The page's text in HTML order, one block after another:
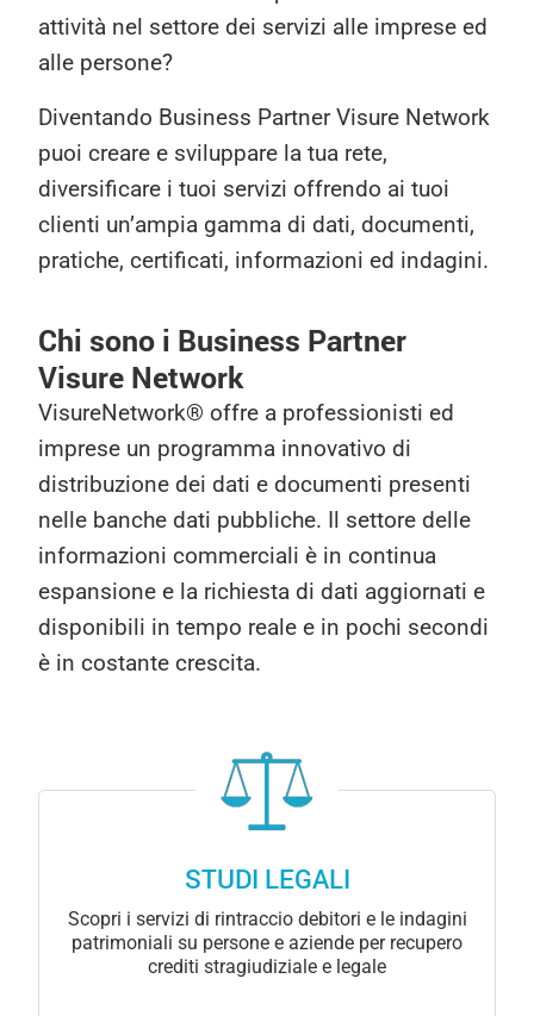
attività nel settore dei servizi alle imprese ed
alle persone?
Diventando Business Partner Visure Network
puoi creare e sviluppare la tua rete,
diversificare i tuoi servizi offrendo ai tuoi
clienti un’ampia gamma di dati, documenti,
pratiche, certificati, informazioni ed indagini.
Chi sono i Business Partner
Visure Network
VisureNetwork® offre a professionisti ed
imprese un programma innovativo di
distribuzione dei dati e documenti presenti
nelle banche dati pubbliche. Il settore delle
informazioni commerciali è in continua
espansione e la richiesta di dati aggiornati e
disponibili in tempo reale e in pochi secondi
è in costante crescita.
STUDI LEGALI
Scopri i servizi di rintraccio debitori e le indagini
patrimoniali su persone e aziende per recupero
crediti stragiudiziale e legale